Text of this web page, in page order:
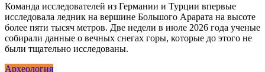
Команда исследователей из Германии и Турции впервые
исследовала ледник на вершине Большого Арарата на высоте
более пяти тысяч метров. Две недели в июле 2026 года ученые
собирали данные о вечных снегах горы, которые до этого не
были тщательно исследованы.
Археология